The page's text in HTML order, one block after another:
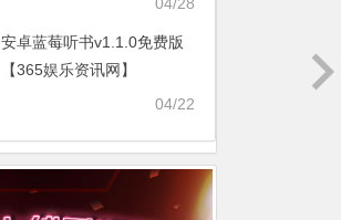
安卓蓝莓听书v1.1.0免费版
【365娱乐资讯网】
04/22